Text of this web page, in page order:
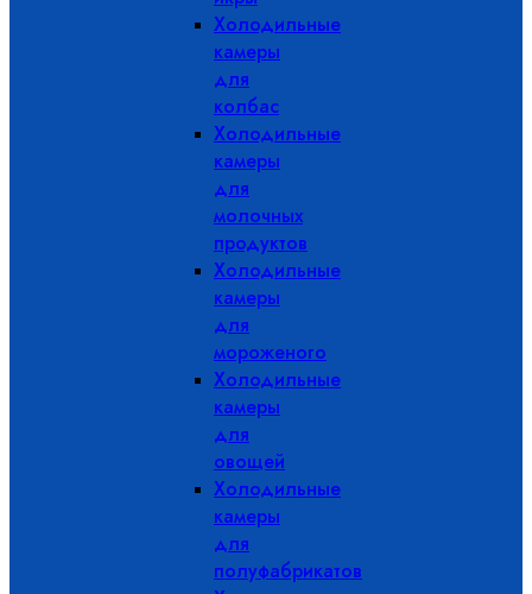
Холодильные
камеры
для
колбас
Холодильные
камеры
для
молочных
продуктов
Холодильные
камеры
для
мороженого
Холодильные
камеры
для
овощей
Холодильные
камеры
для
полуфабрикатов